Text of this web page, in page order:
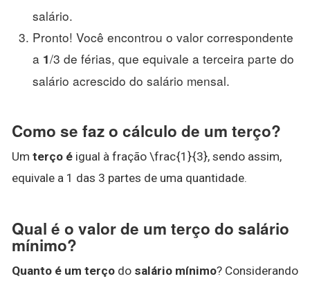
salário.
Pronto! Você encontrou o valor correspondente
a 1/3 de férias, que equivale a terceira parte do
salário acrescido do salário mensal.
Como se faz o cálculo de um terço?
Um terço é igual à fração \frac{1}{3}, sendo assim,
equivale a 1 das 3 partes de uma quantidade.
Qual é o valor de um terço do salário
mínimo?
Quanto é um terço do salário mínimo? Considerando